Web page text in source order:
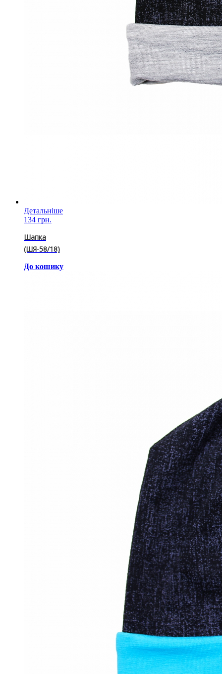
Детальніше
134 грн.
Шапка
(ШЯ-58/18)
До кошику